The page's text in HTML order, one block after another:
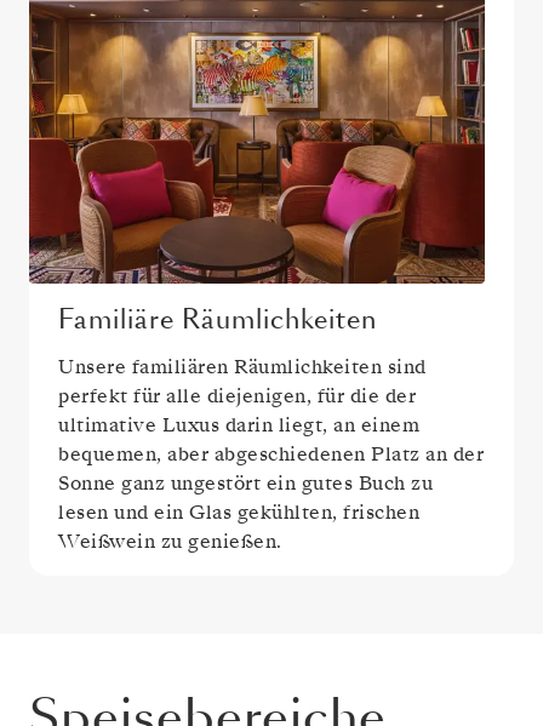
Familiäre Räumlichkeiten
Unsere familiären Räumlichkeiten sind
perfekt für alle diejenigen, für die der
ultimative Luxus darin liegt, an einem
bequemen, aber abgeschiedenen Platz an der
Sonne ganz ungestört ein gutes Buch zu
lesen und ein Glas gekühlten, frischen